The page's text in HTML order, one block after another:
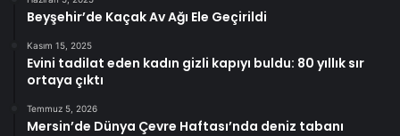
Beyşehir’de Kaçak Av Ağı Ele Geçirildi
Kasım 15, 2025
Evini tadilat eden kadın gizli kapıyı buldu: 80 yıllık sır
ortaya çıktı
Temmuz 5, 2026
Mersin’de Dünya Çevre Haftası’nda deniz tabanı